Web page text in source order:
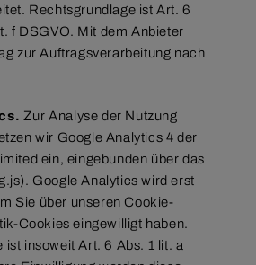
Rechtsgrundlage ist Art. 6
f DSGVO. Mit dem Anbieter
zur Auftragsverarbeitung nach
Zur Analyse der Nutzung
wir Google Analytics 4 der
ein, eingebunden über das
Google Analytics wird erst
Sie über unseren Cookie-
Cookies eingewilligt haben.
ist insoweit Art. 6 Abs. 1 lit. a